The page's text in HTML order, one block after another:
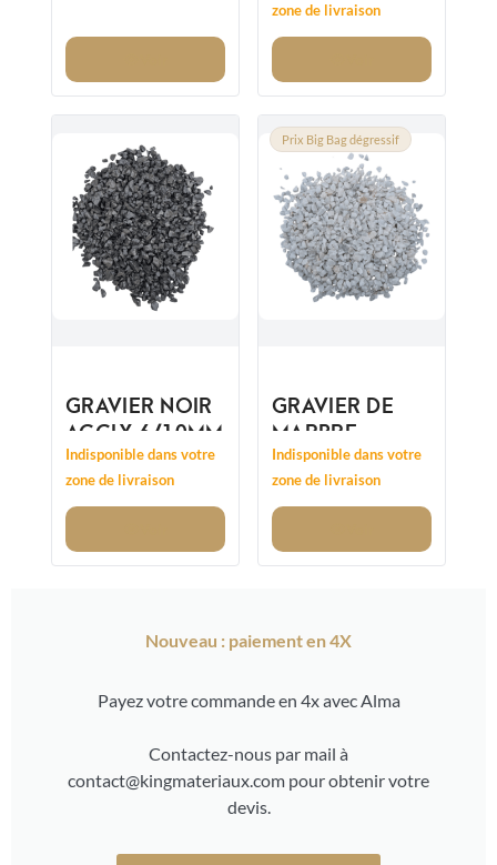
zone de livraison
GRAVIER NOIR
AGGLY 6/10MM
Indisponible dans votre
zone de livraison
Prix Big Bag dégressif
GRAVIER DE
MARBRE
CRISTAL
CONCASSÉ
8/12MM
Indisponible dans votre
zone de livraison
Nouveau : paiement en 4X
Payez votre commande en 4x avec Alma
Contactez-nous par mail à
contact@kingmateriaux.com pour obtenir votre
devis.